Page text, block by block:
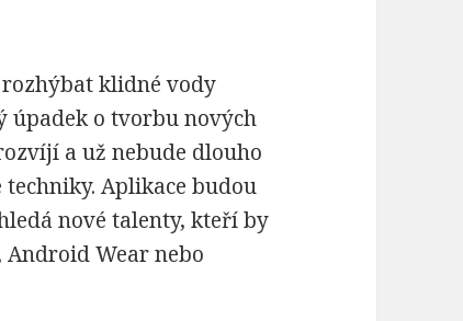
klidné vody
úpadek o tvorbu nových
a už nebude dlouho
Aplikace budou
nové talenty, kteří by
Wear nebo